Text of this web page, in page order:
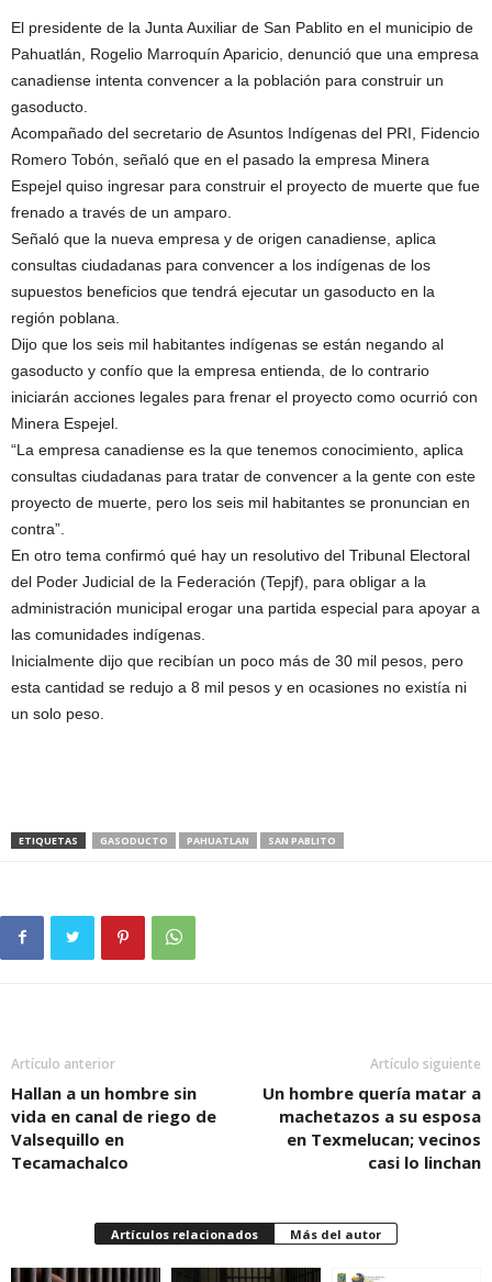
El presidente de la Junta Auxiliar de San Pablito en el municipio de
Pahuatlán, Rogelio Marroquín Aparicio, denunció que una empresa
canadiense intenta convencer a la población para construir un
gasoducto.
Acompañado del secretario de Asuntos Indígenas del PRI, Fidencio
Romero Tobón, señaló que en el pasado la empresa Minera
Espejel quiso ingresar para construir el proyecto de muerte que fue
frenado a través de un amparo.
Señaló que la nueva empresa y de origen canadiense, aplica
consultas ciudadanas para convencer a los indígenas de los
supuestos beneficios que tendrá ejecutar un gasoducto en la
región poblana.
Dijo que los seis mil habitantes indígenas se están negando al
gasoducto y confío que la empresa entienda, de lo contrario
iniciarán acciones legales para frenar el proyecto como ocurrió con
Minera Espejel.
“La empresa canadiense es la que tenemos conocimiento, aplica
consultas ciudadanas para tratar de convencer a la gente con este
proyecto de muerte, pero los seis mil habitantes se pronuncian en
contra”.
En otro tema confirmó qué hay un resolutivo del Tribunal Electoral
del Poder Judicial de la Federación (Tepjf), para obligar a la
administración municipal erogar una partida especial para apoyar a
las comunidades indígenas.
Inicialmente dijo que recibían un poco más de 30 mil pesos, pero
esta cantidad se redujo a 8 mil pesos y en ocasiones no existía ni
un solo peso.
ETIQUETAS GASODUCTO PAHUATLAN SAN PABLITO
Artículo anterior
Hallan a un hombre sin
vida en canal de riego de
Valsequillo en
Tecamachalco
Artículo siguiente
Un hombre quería matar a
machetazos a su esposa
en Texmelucan; vecinos
casi lo linchan
Artículos relacionados Más del autor